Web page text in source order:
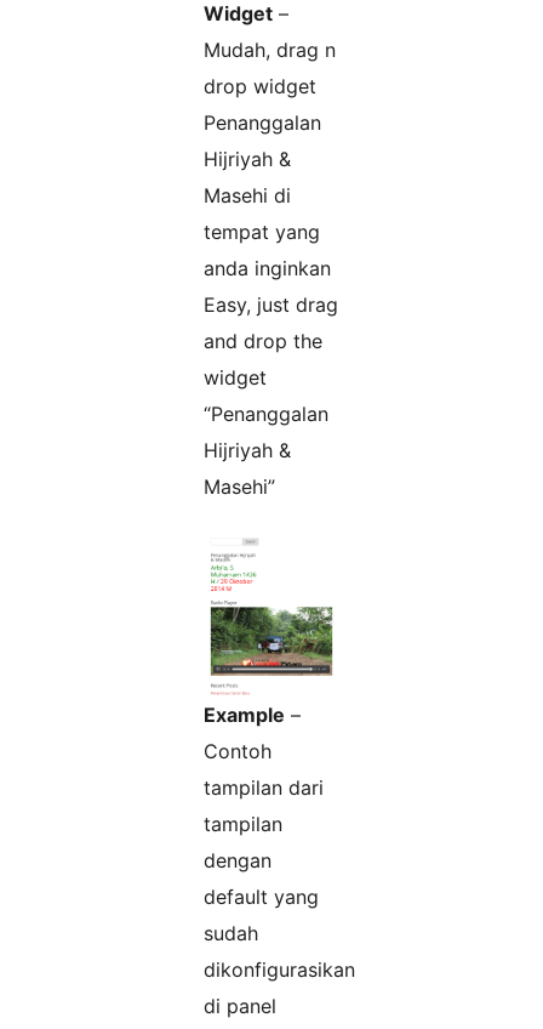
Widget –
Mudah, drag n
drop widget
Penanggalan
Hijriyah &
Masehi di
tempat yang
anda inginkan
Easy, just drag
and drop the
widget
“Penanggalan
Hijriyah &
Masehi”
Example –
Contoh
tampilan dari
tampilan
dengan
default yang
sudah
dikonfigurasikan
di panel